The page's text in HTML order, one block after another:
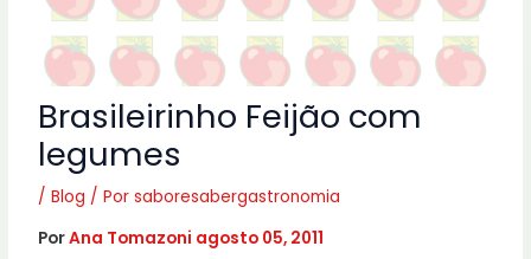
Brasileirinho Feijão com
legumes
/Blog / Porsaboresabergastronomia
PorAna Tomazoni agosto 05, 2011